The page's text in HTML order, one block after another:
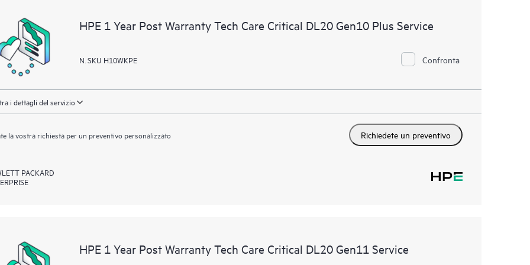
accedere a risorse HPE utili per promuovere l’eccellenza operativa e l’ottimizzazione delle
HPE 1 Year Post Warranty Tech Care Critical DL20 Gen10 Plus Service
N. SKU H10WKPE Confronta
i dettagli del servizio
la vostra richiesta per un preventivo personalizzato Richiedete un preventivo
PACKARD
HPE 1 Year Post Warranty Tech Care Critical DL20 Gen11 Service